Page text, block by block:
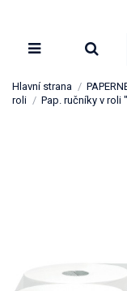
Hlavní strana
roli
Pap. ručníky v roli